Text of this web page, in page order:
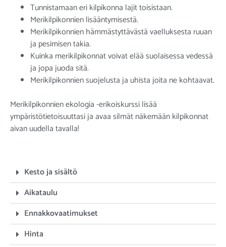
Tunnistamaan eri kilpikonna lajit toisistaan.
Merikilpikonnien lisääntymisestä.
Merikilpikonnien hämmästyttävästä vaelluksesta ruuan
ja pesimisen takia.
Kuinka merikilpikonnat voivat elää suolaisessa vedessä
ja jopa juoda sitä.
Merikilpikonnien suojelusta ja uhista joita ne kohtaavat.
Merikilpikonnien ekologia -erikoiskurssi lisää
ympäristötietoisuuttasi ja avaa silmät näkemään kilpikonnat
aivan uudella tavalla!
Kesto ja sisältö
Aikataulu
Ennakkovaatimukset
Hinta